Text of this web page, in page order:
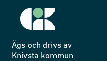
Ägs och drivs av
Knivsta kommun